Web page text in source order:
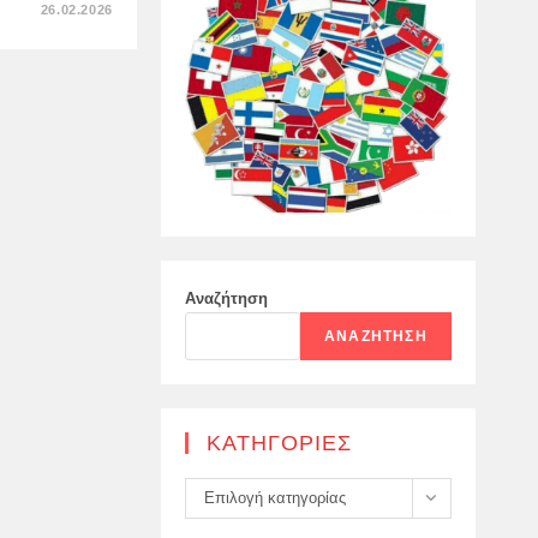
26.02.2026
Αναζήτηση
ΑΝΑΖΉΤΗΣΗ
KΑΤΗΓΟΡΊΕΣ
Kατηγορίες
Επιλογή κατηγορίας